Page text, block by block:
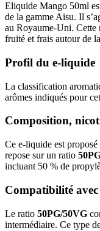
Eliquide Mango 50ml
de la gamme Aisu. Il
au Royaume-Uni. Cette
fruité et frais autour de
Profil du e-liquide
La classification
arômes indiqués pour
Composition,
Ce e-liquide est proposé
repose sur un ratio
incluant 50 % de
Compatibilité
Le ratio 50PG/50VG
intermédiaire. Ce type